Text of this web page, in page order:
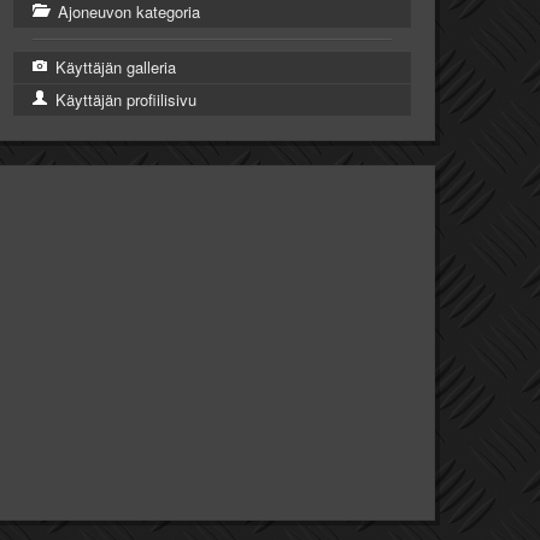
Ajoneuvon kategoria
Käyttäjän galleria
Käyttäjän profiilisivu